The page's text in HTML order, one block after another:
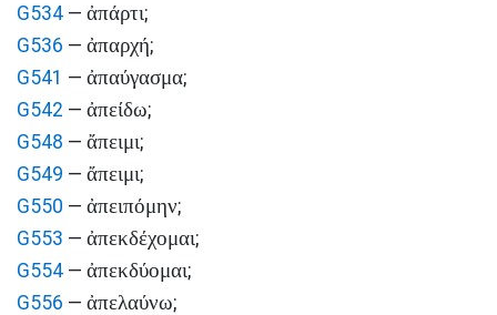
G534 — ἀπάρτι;
G536 — ἀπαρχή;
G541 — ἀπαύγασμα;
G542 — ἀπείδω;
G548 — ἄπειμι;
G549 — ἄπειμι;
G550 — ἀπειπόμην;
G553 — ἀπεκδέχομαι;
G554 — ἀπεκδύομαι;
G556 — ἀπελαύνω;